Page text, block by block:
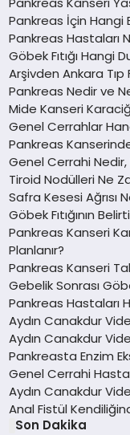
Pankreas İçin Hangi
Pankreas Hastaları
Göbek Fıtığı Hangi
Arşivden Ankara Tıp
Pankreas Nedir ve
Mide Kanseri
Genel Cerrahlar
Pankreas
Genel Cerrahi
Tiroid Nodülleri Ne
Safra Kesesi Ağrısı
Göbek Fıtığının
Pankreas Kanseri
Planlanır?
Pankreas Kanseri
Gebelik Sonrası
Pankreas Hastaları
Aydın Canakdur
Aydın Canakdur
Pankreasta Enzim
Genel Cerrahi
Aydın Canakdur
Anal Fistül
Son Dakika